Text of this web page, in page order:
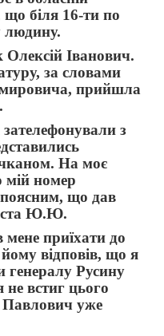
що біля 16-ти по
людину.
Олексій Іванович.
за словами
прийшла
з
На моє
мій номер
поясним, що дав
Ю.Ю.
мене приїхати до
відповів, що я
генералу Русину
встиг цього
Павлович уже